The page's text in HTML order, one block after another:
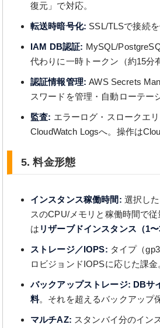
復元」で対応。
転送時暗号化: SSL/TLSで接続を
IAM DB認証: MySQL/
代わりに一時トークン（約15分
認証情報管理: AWS Secrets
スワードを管理・自動ローテー
監査: エラーログ・スロークエ
CloudWatch Logsへ。操作は
5. 料金形態
インスタンス稼働時間: 選択し
スのCPU/メモリと稼働時間で
は リザーブドインスタンス（1〜
ストレージ／IOPS: タイプ（
ロビジョンドIOPSに応じた課金
バックアップストレージ: DBサ
料。それを超えるバックアップ
マルチAZ: スタンバイ分のイン